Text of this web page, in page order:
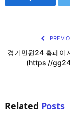
Facebook
경기민원24 홈페이
(https://
Related Posts